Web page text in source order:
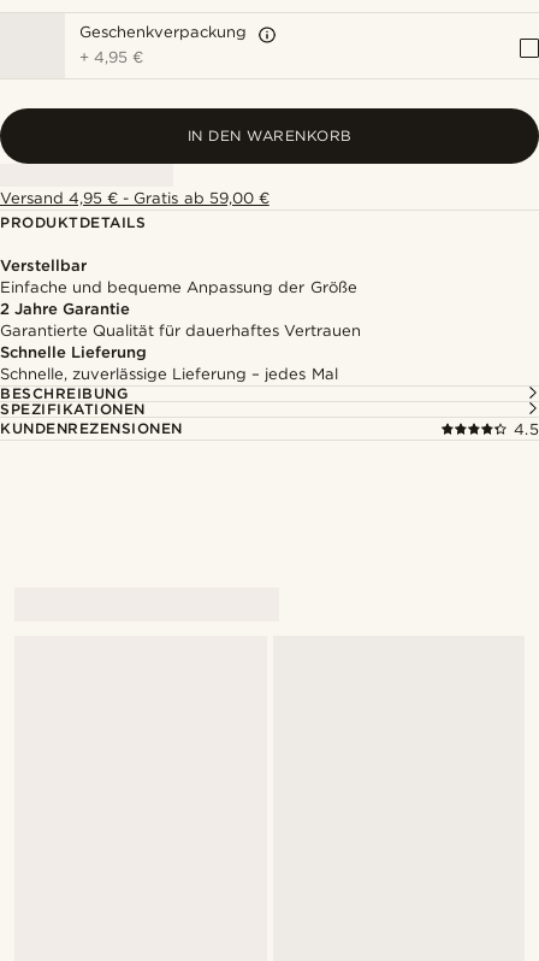
Geschenkverpackung
+4,95 €
IN DEN WARENKORB
Versand 4,95 € - Gratis ab 59,00 €
PRODUKTDETAILS
Verstellbar
Einfache und bequeme Anpassung der Größe
2 Jahre Garantie
Garantierte Qualität für dauerhaftes Vertrauen
Schnelle Lieferung
Schnelle, zuverlässige Lieferung – jedes Mal
BESCHREIBUNG
SPEZIFIKATIONEN
KUNDENREZENSIONEN
4.5